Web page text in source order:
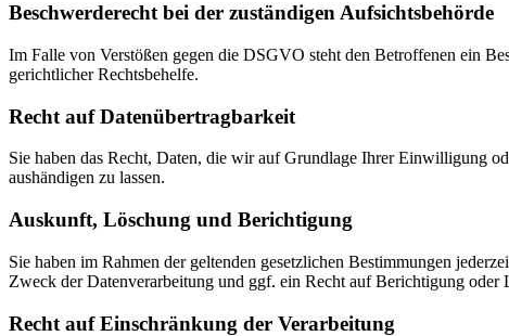
Beschwerderecht bei der zuständigen Aufsichtsbehörde
Im Falle von Verstößen gegen die DSGVO steht den Betroffenen ein
gerichtlicher Rechtsbehelfe.
Recht auf Datenübertragbarkeit
Sie haben das Recht, Daten, die wir auf Grundlage Ihrer Einwilligung
aushändigen zu lassen.
Auskunft, Löschung und Berichtigung
Sie haben im Rahmen der geltenden gesetzlichen Bestimmungen
Zweck der Datenverarbeitung und ggf. ein Recht auf Berichtigung oder
Recht auf Einschränkung der Verarbeitung